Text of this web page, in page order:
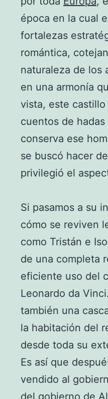
época en la cual
fortalezas
romántica,
naturaleza de los
en una armonía
vista, este
cuentos de
conserva ese
se buscó hacer
privilegió el
Si pasamos a su
cómo se reviven
como Tristán e
de una completa
eficiente uso del
Leonardo da
también una
la habitación del
desde toda su
Es así que
vendido al
del gobierno de